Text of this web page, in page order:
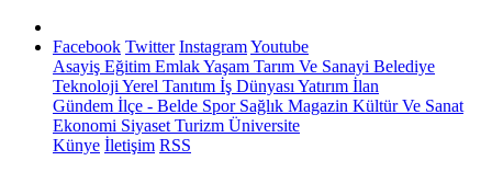
Facebook Twitter InstagramYoutube
Asayiş Eğitim EmlakYaşam Tarım Ve Sanayi Belediye
Teknoloji Yerel Tanıtım İş Dünyası Yatırım İlan
Gündem İlçe - Belde SporSağlık Magazin Kültür Ve Sanat
Ekonomi Siyaset Turizm Üniversite
Künye İletişim RSS